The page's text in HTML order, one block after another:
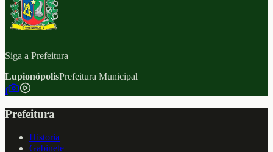
Siga a Prefeitura
LupionópolisPrefeitura Municipal
f
Prefeitura
Historia
Gabinete